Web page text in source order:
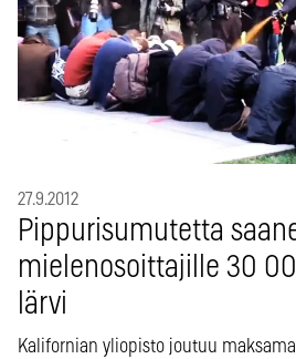
27.9.2012
Pippurisumutetta
mielenosoittajille 30
lärvi
Kalifornian yliopisto joutuu